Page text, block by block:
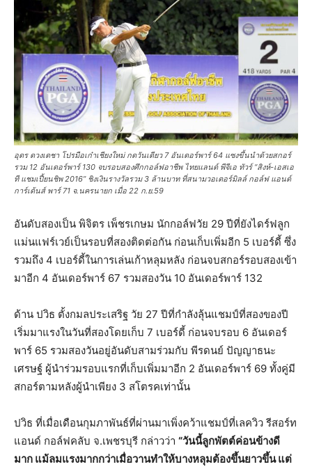
อุดร ดวงเดชา โปรมือเก๋าเชียงใหม่ กดวันเดียว 7 อันเดอร์พาร์ 64 แซงขึ้นนำด้วยสกอร์
รวม 12 อันเดอร์พาร์ 130 จบรอบสองศึกกอล์ฟอาชีพ ไทยแลนด์ พีจีเอ ทัวร์ “สิงห์-เอสเอ
ที แชมเปี้ยนชิพ 2016” ชิงเงินรางวัลรวม 3 ล้านบาท ที่สนามวอเตอร์มิลล์ กอล์ฟ แอนด์
การ์เด้นส์ พาร์ 71 จ.นครนายก เมื่อ 22 ก.ย.59
อันดับสองเป็น พิจิตร เพ็ชรเกษม นักกอล์ฟวัย 29 ปีที่ยังไดร์ฟลูก
แม่นแฟร์เวย์เป็นรอบที่สองติดต่อกัน ก่อนเก็บเพิ่มอีก 5 เบอร์ดี้ ซึ่ง
รวมถึง 4 เบอร์ดี้ในการเล่นเก้าหลุมหลัง ก่อนจบสกอร์รอบสองเข้า
มาอีก 4 อันเดอร์พาร์ 67 รวมสองวัน 10 อันเดอร์พาร์ 132
ด้าน ปวิธ ตั้งกมลประเสริฐ วัย 27 ปีที่กำลังลุ้นแชมป์ที่สองของปี
เริ่มมาแรงในวันที่สองโดยเก็บ 7 เบอร์ดี้ ก่อนจบรอบ 6 อันเดอร์
พาร์ 65 รวมสองวันอยู่อันดับสามร่วมกับ พีรดนย์ ปัญญาธนะ
เศรษฐ์ ผู้นำร่วมรอบแรกที่เก็บเพิ่มมาอีก 2 อันเดอร์พาร์ 69 ทั้งคู่มี
สกอร์ตามหลังผู้นำเพียง 3 สโตรคเท่านั้น
ปวิธ ที่เมื่อเดือนกุมภาพันธ์ที่ผ่านมาเพิ่งคว้าแชมป์ที่เลควิว รีสอร์ท
แอนด์ กอล์ฟคลับ จ.เพชรบุรี กล่าวว่า “วันนี้ลูกพัตต์ค่อนข้างดี
มาก แม้ลมแรงมากกว่าเมื่อวานทำให้บางหลุมต้องขึ้นยาวขึ้น แต่